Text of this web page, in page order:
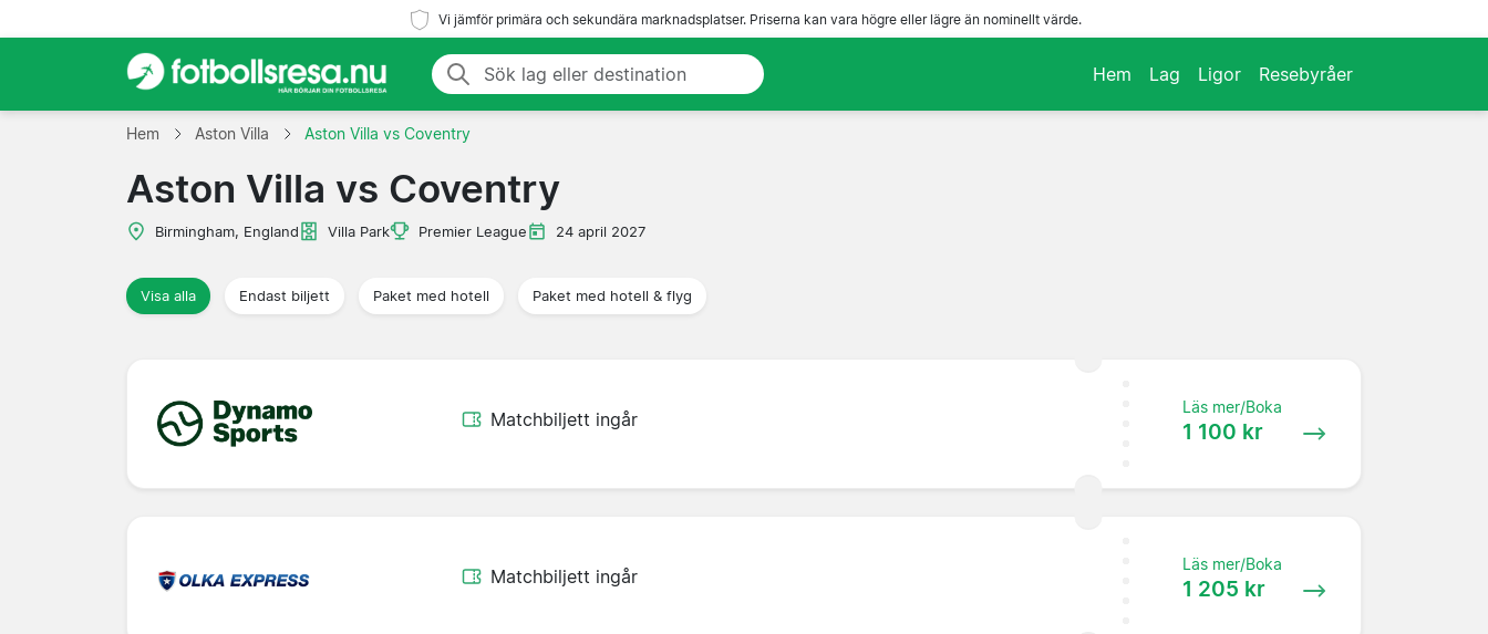
Vi jämför primära och sekundära marknadsplatser. Priserna kan vara högre eller lägre än nominellt värde.
Hem Lag Ligor Resebyråer
Hem Aston Villa Aston Villa vs Coventry
Aston Villa vs Coventry
Birmingham, England Villa Park Premier League 24 april 2027
Visa alla Endast biljett Paket med hotell Paket med hotell & flyg
Matchbiljett ingår
Läs mer/Boka
1 100 kr
Matchbiljett ingår
Läs mer/Boka
1 205 kr